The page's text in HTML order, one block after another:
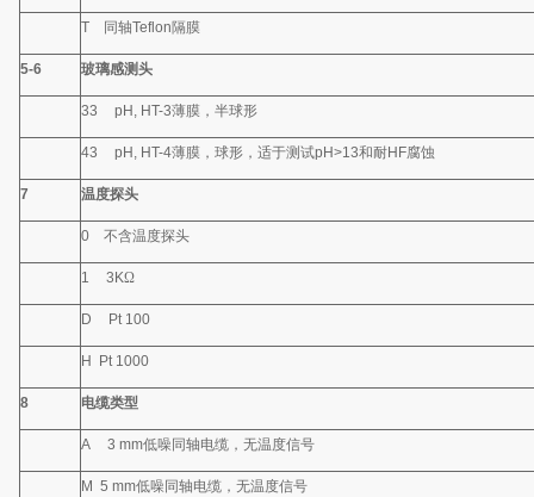
T同轴Teflon隔膜
5-6 玻璃感测头
33 pH, HT-3薄膜，半球形
43 pH, HT-4薄膜，球形，适于测试pH>13和耐HF腐蚀
7 温度探头
0不含温度探头
1 3KΩ
D Pt 100
H Pt 1000
8 电缆类型
A 3 mm低噪同轴电缆，无温度信号
M 5 mm低噪同轴电缆，无温度信号